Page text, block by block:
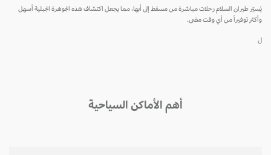
يُسيّر طيران السلام رحلات مباشرة من مسقط إلى أبها، مما يجعل اكتشاف هذه الجوهرة الجبلية أسهل
وأكثر توفيراً من أي وقت مضى.
أهم الأماكن السياحية